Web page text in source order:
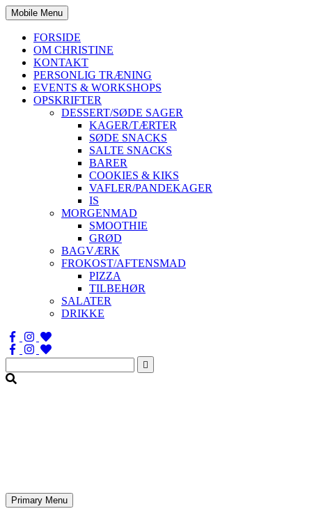
Mobile Menu
FORSIDE
OM CHRISTINE
KONTAKT
PERSONLIG TRÆNING
EVENTS & WORKSHOPS
OPSKRIFTER
DESSERT/SØDE SAGER
KAGER/TÆRTER
SØDE SNACKS
SALTE SNACKS
BARER
COOKIES & KIKS
VAFLER/PANDEKAGER
IS
MORGENMAD
SMOOTHIE
GRØD
BAGVÆRK
FROKOST/AFTENSMAD
PIZZA
TILBEHØR
SALATER
DRIKKE
Søg
efter:
Primary Menu